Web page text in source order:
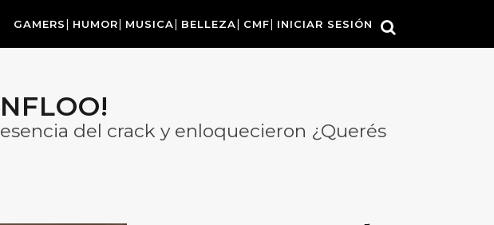
GAMERS HUMOR MUSICA BELLEZA CMF INICIAR SESIÓN
del crack y enloquecieron ¿Querés